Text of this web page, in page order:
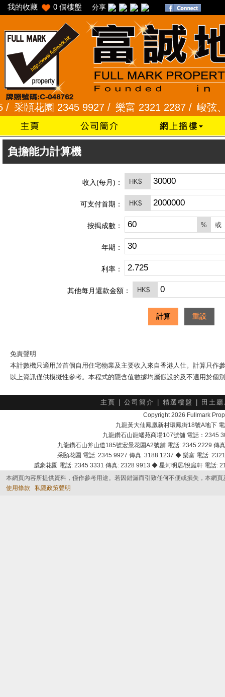
我的收藏 0 個樓盤 分享
頣花園 2345 9927 /樂富 2321 2287 /峻弦、曉
負擔能力計算機
收入(每月)： HK$
可支付首期： HK$
按揭成數： % 或
年期：
利率：
其他每月還款金額： HK$
計算 重設
免責聲明
本計數機只適用於首個自用住宅物業及主要收入來自香港人仕。計算只作
以上資訊僅供模擬性參考。本程式的隱含值數據均屬假設的及不適用於
主頁 公司簡介 精選樓盤 田土
Copyright 2026 Fullmark
九龍黃大仙鳳凰新村環鳳街18號A地下
九龍鑽石山龍蟠苑商場107號舖 電話：2345
九龍鑽石山斧山道185號宏景花園A2號舖 電話: 2345 2229
采頣花園 電話: 2345 9927 傳真: 3188 1237 ◆ 樂富 電話:
威豪花園 電話: 2345 3331 傳真: 2328 9913 ◆ 星河明居/悅庭軒 電話
本網頁內容所提供資料，僅作參考用途。若因錯漏而引致任何不便或損失，本網
使用條款
私隱政策聲明